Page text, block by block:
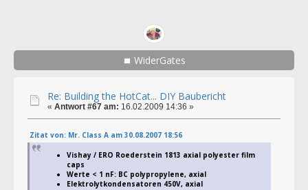
WiderGates
Re: Building the HotCat... DIY Baubericht
« Antwort #67 am: 16.02.2009 14:36 »
Zitat von: Mr. Class A am 30.08.2007 18:56
Vishay / ERO Roederstein 1813 axial polyester film
caps
Werte < 1 nF: BC polypropylene, axial
Elektrolytkondensatoren 450V, axial